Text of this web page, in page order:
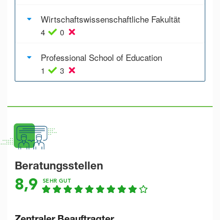
Wirtschaftswissenschaftliche Fakultät
4 0
Professional School of Education
1 3
Beratungsstellen
8,9 SEHR GUT